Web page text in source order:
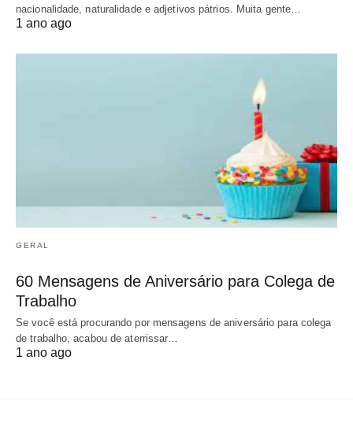
nacionalidade, naturalidade e adjetivos pátrios. Muita gente…
1 ano ago
GERAL
60 Mensagens de Aniversário para Colega de
Trabalho
Se você está procurando por mensagens de aniversário para colega
de trabalho, acabou de aterrissar…
1 ano ago